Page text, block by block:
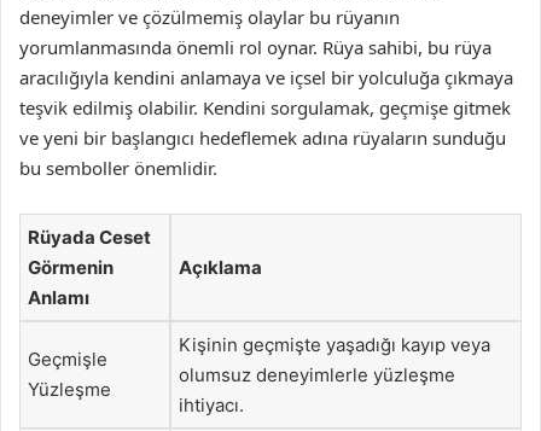
deneyimler ve çözülmemiş olaylar bu rüyanın
yorumlanmasında önemli rol oynar. Rüya sahibi, bu rüya
aracılığıyla kendini anlamaya ve içsel bir yolculuğa çıkmaya
teşvik edilmiş olabilir. Kendini sorgulamak, geçmişe gitmek
ve yeni bir başlangıcı hedeflemek adına rüyaların sunduğu
bu semboller önemlidir.
Rüyada Ceset
Görmenin
Anlamı
Açıklama
Geçmişle
Yüzleşme
Kişinin geçmişte yaşadığı kayıp veya
olumsuz deneyimlerle yüzleşme
ihtiyacı.